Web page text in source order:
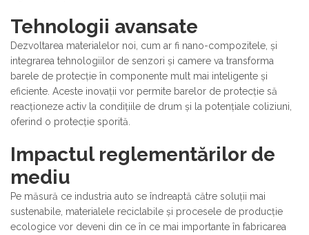
Tehnologii avansate
Dezvoltarea materialelor noi, cum ar fi nano-compozitele, și
integrarea tehnologiilor de senzori și camere va transforma
barele de protecție în componente mult mai inteligente și
eficiente. Aceste inovații vor permite barelor de protecție să
reacționeze activ la condițiile de drum și la potențiale coliziuni,
oferind o protecție sporită.
Impactul reglementărilor de
mediu
Pe măsură ce industria auto se îndreaptă către soluții mai
sustenabile, materialele reciclabile și procesele de producție
ecologice vor deveni din ce în ce mai importante în fabricarea